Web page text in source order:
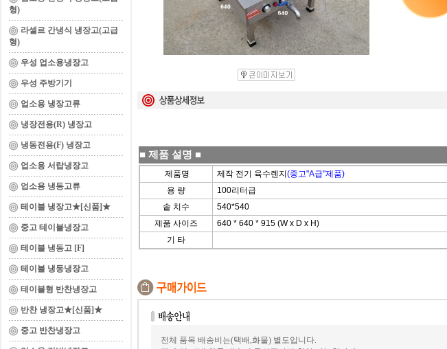
형)
라셀르 간냉식 냉장고(고급
형)
우성 업소용냉장고
우성 주방기기
업소용 냉장고류
냉장전용(R) 냉장고
냉동전용(F) 냉장고
업소용 서랍냉장고
업소용 냉동고류
테이블 냉장고★[신품]★
중고 테이블냉장고
테이블 냉동고 [F]
테이블 냉동냉장고
테이블형 반찬냉장고
반찬 냉장고★[신품]★
중고 반찬냉장고
■ 제품 설명 ■
제품명 제작 전기 육수렌지 (중고"A급"제품)
용 량
100리터급
솥 치수
540*540
제품 사이즈
640 * 640 * 915 (W x D x H)
기 타
전체 품목 배송비는(택배,화물) 별도입니다.